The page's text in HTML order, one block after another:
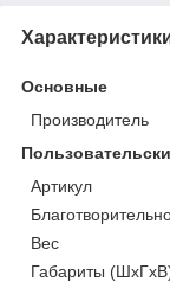
Основные
Производитель
Артикул
Вес
Габариты